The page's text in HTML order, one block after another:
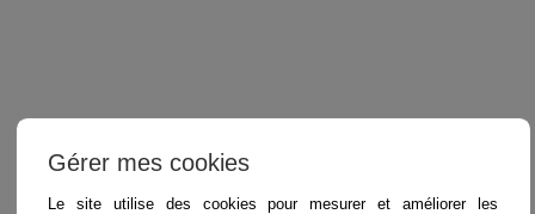
Gérer mes cookies
Le site utilise des cookies pour mesurer et améliorer les